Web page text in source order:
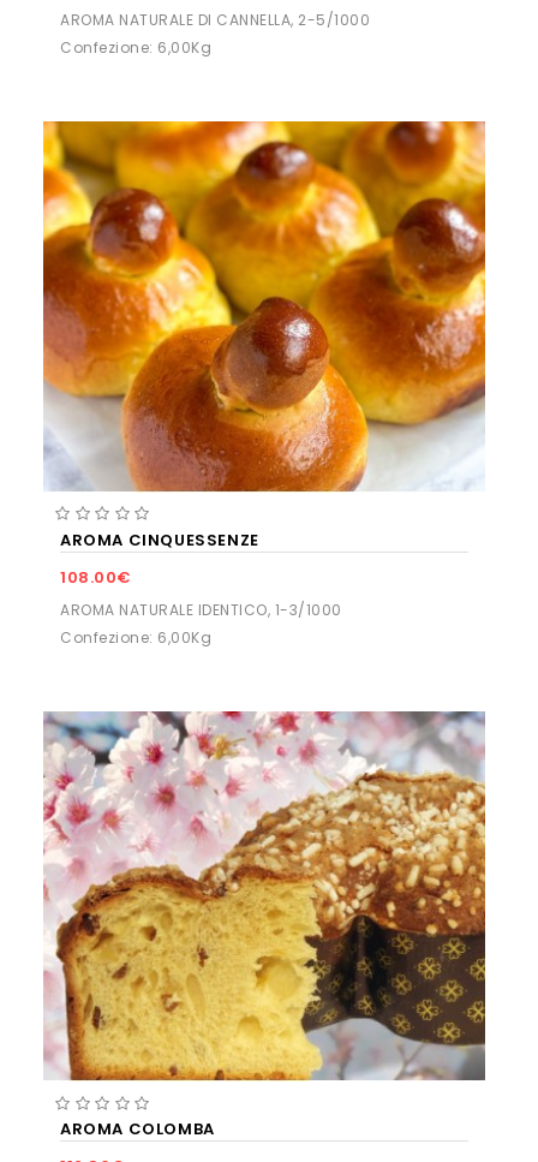
AROMA NATURALE DI CANNELLA, 2-5/1000
Confezione: 6,00Kg
AROMA CINQUESSENZE
108.00€
AROMA NATURALE IDENTICO, 1-3/1000
Confezione: 6,00Kg
AROMA COLOMBA